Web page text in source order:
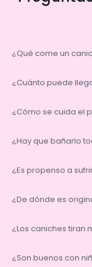
¿Qué come un
¿Cuánto puede
¿Cómo se cuida el
¿Hay que bañarlo
¿Es propenso a
¿De dónde es
¿Los caniches tiran
¿Son buenos con